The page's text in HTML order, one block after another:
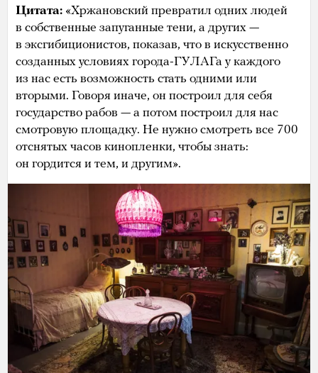
Цитата: «Хржановский превратил одних людей
в собственные запуганные тени, а других —
в эксгибиционистов, показав, что в искусственно
созданных условиях города-ГУЛАГа у каждого
из нас есть возможность стать одними или
вторыми. Говоря иначе, он построил для себя
государство рабов — а потом построил для нас
смотровую площадку. Не нужно смотреть все 700
отснятых часов кинопленки, чтобы знать:
он гордится и тем, и другим».